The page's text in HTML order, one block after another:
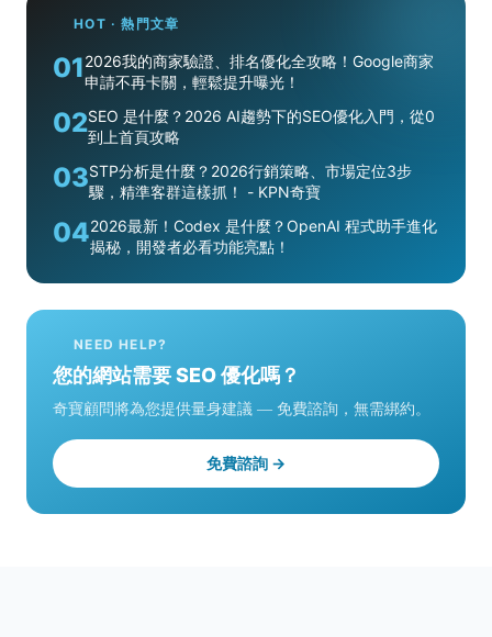
HOT · 熱門文章
012026我的商家驗證、排名優化全攻略！Google商家
申請不再卡關，輕鬆提升曝光！
02SEO 是什麼？2026 AI趨勢下的SEO優化入門，從0
到上首頁攻略
03STP分析是什麼？2026行銷策略、市場定位3步
驟，精準客群這樣抓！ - KPN奇寶
042026最新！Codex 是什麼？OpenAI 程式助手進化
揭秘，開發者必看功能亮點！
NEED HELP?
您的網站需要 SEO 優化嗎？
奇寶顧問將為您提供量身建議 — 免費諮詢，無需綁約。
免費諮詢 →